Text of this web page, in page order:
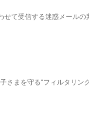
て受信する迷惑メール
まを守る”フィルタリン